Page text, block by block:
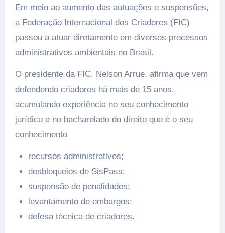
Em meio ao aumento das autuações e suspensões,
a Federação Internacional dos Criadores (FIC)
passou a atuar diretamente em diversos processos
administrativos ambientais no Brasil.
O presidente da FIC, Nelson Arrue, afirma que vem
defendendo criadores há mais de 15 anos,
acumulando experiência no seu conhecimento
jurídico e no bacharelado do direito que é o seu
conhecimento
recursos administrativos;
desbloqueios de SisPass;
suspensão de penalidades;
levantamento de embargos;
defesa técnica de criadores.